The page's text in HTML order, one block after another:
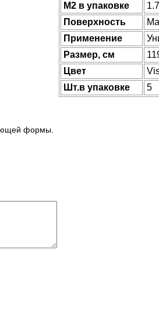
М2 в упаковке
Поверхность
Применение
Размер, см
Цвет
Шт.в упаковке
5
формы.